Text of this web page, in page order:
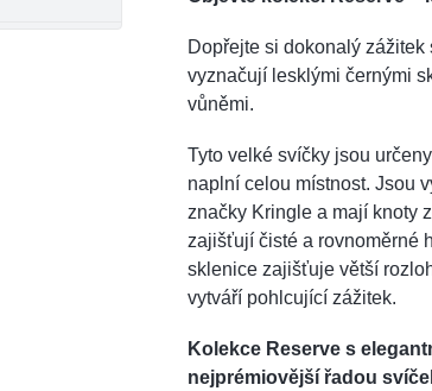
Dopřejte si dokonalý
vyznačují lesklými černými
vůněmi.
Tyto velké svíčky jsou
naplní celou místnost. Jsou
značky Kringle a mají knoty
zajišťují čisté a rovnoměrné
sklenice zajišťuje větší
vytváří pohlcující zážitek.
Kolekce Reserve s
nejprémiovější řadou